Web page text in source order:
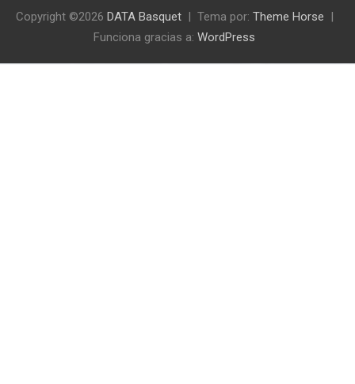
Copyright ©2026 DATA Basquet Tema por: Theme Horse
Funciona gracias a: WordPress